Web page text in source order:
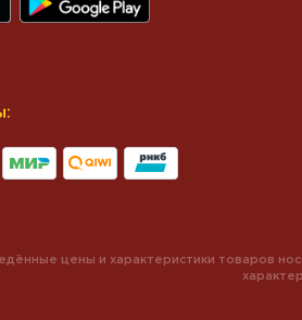
цены и характеристики товаров